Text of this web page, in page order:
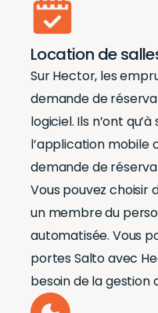
Location de
Sur Hector, les
demande de
logiciel. Ils n’ont
l’application mobile
demande de
Vous pouvez choisir
un membre du
automatisée. Vous
portes Salto avec
besoin de la gestion